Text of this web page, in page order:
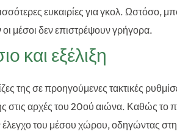
ευκαιρίες για γκολ. Ωστόσο,
μέσοι δεν επιστρέψουν γρήγορα.
και εξέλιξη
της σε προηγούμενες τακτικές
στις αρχές του 20ού αιώνα. Καθώς το
έλεγχο του μέσου χώρου, οδηγώντας